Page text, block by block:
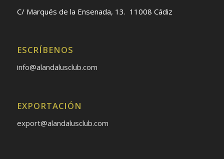
C/ Marqués de la Ensenada, 13. 11008 Cádiz
ESCRÍBENOS
info@alandalusclub.com
EXPORTACIÓN
export@alandalusclub.com